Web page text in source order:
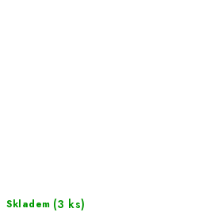
Skladem (3 ks)